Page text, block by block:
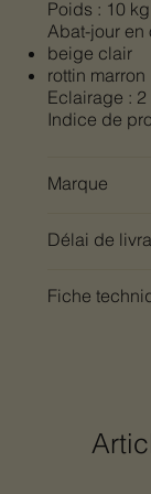
Poids : 10 kg
Abat-jour
beige clair
rottin marron
Eclairage : 2
Indice de
Marque
Délai de
Fiche